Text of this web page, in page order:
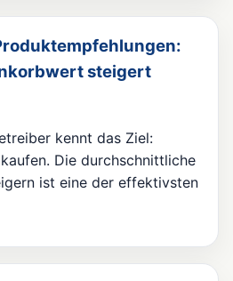
steigert
kennt das Ziel:
Die durchschnittliche
ist eine der effektivsten